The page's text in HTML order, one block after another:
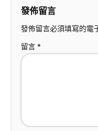
發佈留言
發佈留言必須填寫的電
留言 *